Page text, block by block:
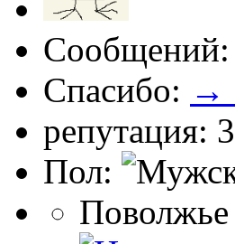
Сообщений:
Спасибо: →
репутация: 3
Пол:
Поволжье